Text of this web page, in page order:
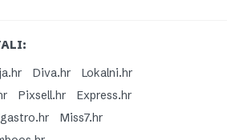
Diva.hr
Lokalni.hr
Pixsell.hr
Express.hr
Miss7.hr